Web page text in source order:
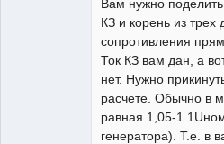
Вам нужно
КЗ и корень из трех
сопротивления
Ток КЗ вам дан, а
нет. Нужно
расчете. Обычно в
равная 1,05-
генератора). Т.е. в